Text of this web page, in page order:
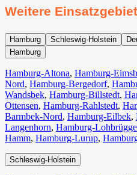
Weitere
Hamburg Schleswig-Holstein
Hamburg
Hamburg-Altona, Hamburg-
Nord, Hamburg-Bergedorf,
Wandsbek, Hamburg-Billstedt,
Ottensen, Hamburg-Rahlstedt,
Barmbek-Nord, Hamburg-Eilbek,
Langenhorn, Hamburg-Lohbrügge
Hamm, Hamburg-Lurup,
Schleswig-Holstein